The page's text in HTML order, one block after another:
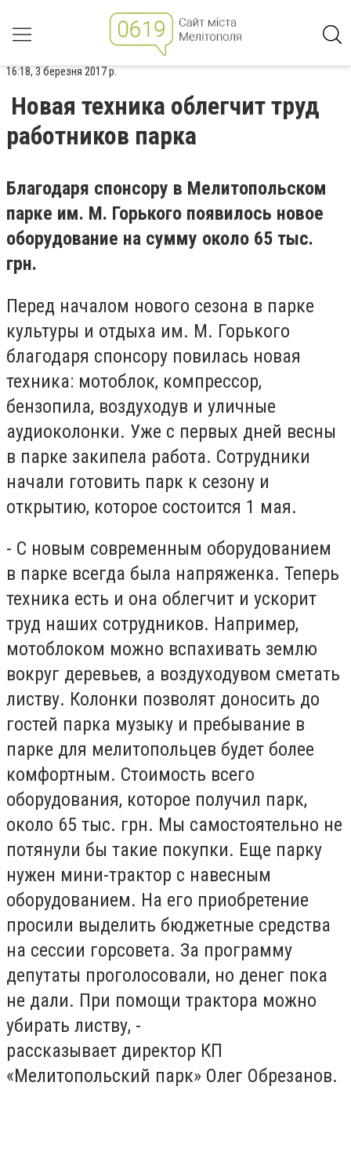
16:18, 3 березня 2017 р.
Новая техника облегчит труд
работников парка
Благодаря спонсору в Мелитопольском
парке им. М. Горького появилось новое
оборудование на сумму около 65 тыс.
грн.
Перед началом нового сезона в парке
культуры и отдыха им. М. Горького
благодаря спонсору повилась новая
техника: мотоблок, компрессор,
бензопила, воздуходув и уличные
аудиоколонки. Уже с первых дней весны
в парке закипела работа. Сотрудники
начали готовить парк к сезону и
открытию, которое состоится 1 мая.
- С новым современным оборудованием
в парке всегда была напряженка. Теперь
техника есть и она облегчит и ускорит
труд наших сотрудников. Например,
мотоблоком можно вспахивать землю
вокруг деревьев, а воздуходувом сметать
листву. Колонки позволят доносить до
гостей парка музыку и пребывание в
парке для мелитопольцев будет более
комфортным. Стоимость всего
оборудования, которое получил парк,
около 65 тыс. грн. Мы самостоятельно не
потянули бы такие покупки. Еще парку
нужен мини-трактор с навесным
оборудованием. На его приобретение
просили выделить бюджетные средства
на сессии горсовета. За программу
депутаты проголосовали, но денег пока
не дали. При помощи трактора можно
убирать листву, -
рассказывает директор КП
«Мелитопольский парк» Олег Обрезанов.